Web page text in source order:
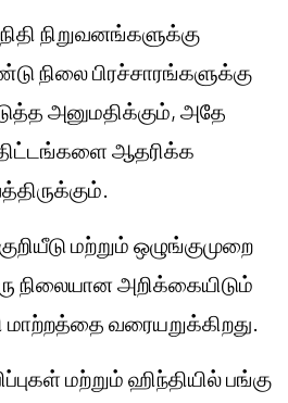
நிறுவனங்களுக்கு
நிலை பிரச்சாரங்களுக்கு
அனுமதிக்கும், அதே
திட்டங்களை ஆதரிக்க
மற்றும் ஒழுங்குமுறை
நிலையான அறிக்கையிடும்
வரையறுக்கிறது.
மற்றும் ஹிந்தியில் பங்கு